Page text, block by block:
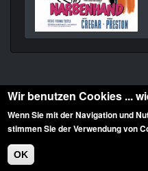
Diese Website ist urheberrechtlich
Rechte vorbehalten.
Wir benutzen Cookies ...
Wenn Sie mit der Navigation und
stimmen Sie der Verwendung von
OK